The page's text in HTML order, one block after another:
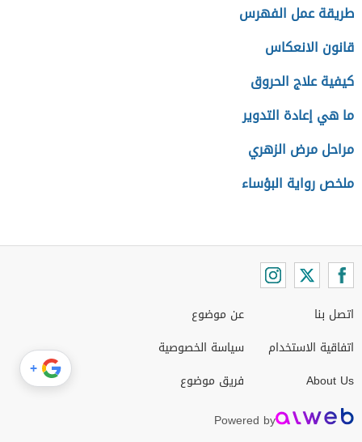
طريقة عمل الفهرس
قانون الانعكاس
كيفية علاج الحروق
ما هي إعادة التدوير
مراحل مرض الزهري
ملخص رواية البؤساء
اتصل بنا
اتفاقية الاستخدام
About Us
عن موضوع
سياسة الخصوصية
فريق موضوع
Powered by
+